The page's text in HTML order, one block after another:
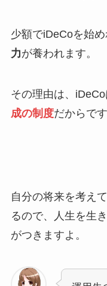
少額でiDeCoを始め
力が養われます。
その理由は、iDeCo
成の制度だからです
自分の将来を考え
るので、人生を生
がつきますよ。